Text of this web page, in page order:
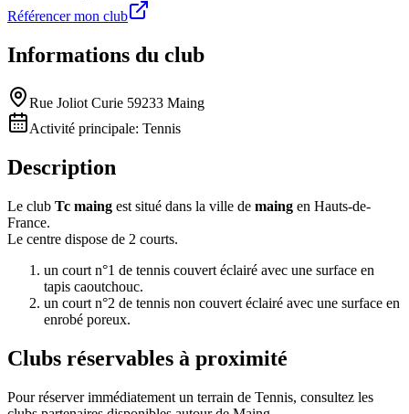
Référencer mon club
Informations du club
Rue Joliot Curie 59233 Maing
Activité principale: Tennis
Description
Le club Tc maing est situé dans la ville de maing en Hauts-de-
France.
Le centre dispose de 2 courts.
un court n°1 de tennis couvert éclairé avec une surface en
tapis caoutchouc.
un court n°2 de tennis non couvert éclairé avec une surface en
enrobé poreux.
Clubs réservables à proximité
Pour réserver immédiatement un terrain de Tennis, consultez les